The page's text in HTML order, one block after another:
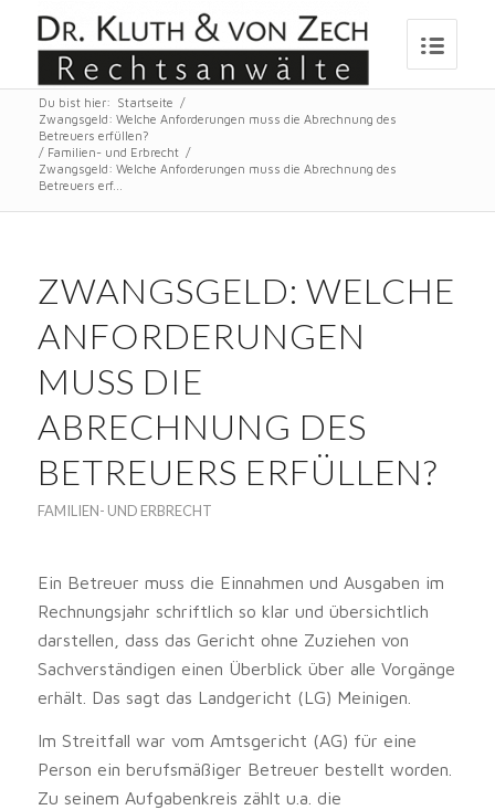
Du bist hier: Startseite
/
Zwangsgeld: Welche Anforderungen muss die Abrechnung des
Betreuers erfüllen?
/ Familien- und Erbrecht /
Zwangsgeld: Welche Anforderungen muss die Abrechnung des
Betreuers erf...
ZWANGSGELD: WELCHE
ANFORDERUNGEN
MUSS DIE
ABRECHNUNG DES
BETREUERS ERFÜLLEN?
FAMILIEN- UND ERBRECHT
Ein Betreuer muss die Einnahmen und Ausgaben im
Rechnungsjahr schriftlich so klar und übersichtlich
darstellen, dass das Gericht ohne Zuziehen von
Sachverständigen einen Überblick über alle Vorgänge
erhält. Das sagt das Landgericht (LG) Meinigen.
Im Streitfall war vom Amtsgericht (AG) für eine
Person ein berufsmäßiger Betreuer bestellt worden.
Zu seinem Aufgabenkreis zählt u.a. die